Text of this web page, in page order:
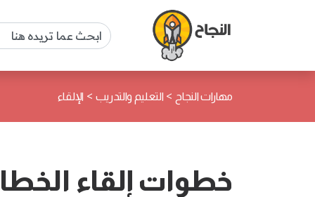
مهارات النجاح > التعليم والتدريب > الإلقاء
خطوات إلقاء